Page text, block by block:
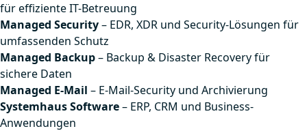
für effiziente IT-Betreuung
Managed Security– EDR, XDR und Security-Lösungen für
umfassenden Schutz
Managed Backup– Backup & Disaster Recovery für
sichere Daten
Managed E-Mail – E-Mail-Security und Archivierung
Systemhaus Software– ERP, CRM und Business-
Anwendungen